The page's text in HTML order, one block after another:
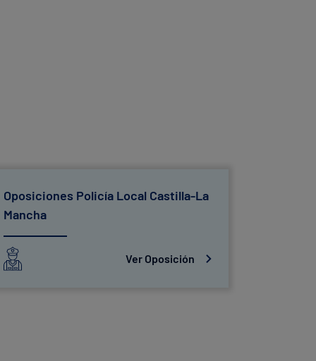
Oposiciones Policía Local Castilla-La
Mancha
Ver Oposición